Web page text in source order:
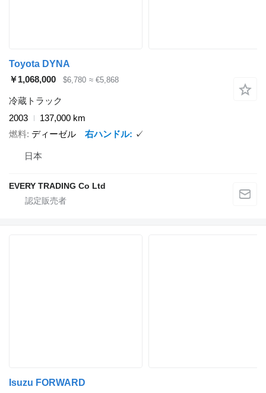
Toyota DYNA
￥1,068,000
$6,780 ≈ €5,868
冷蔵トラック
2003
137,000 km
燃料 ディーゼル 右ハンドル ✓
日本
EVERY TRADING Co Ltd
Isuzu FORWARD